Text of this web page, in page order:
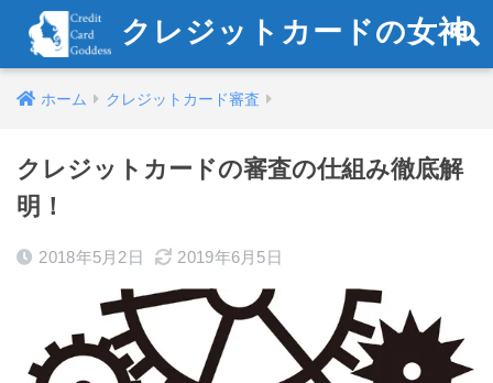
クレジットカードの女神
ホーム クレジットカード審査
クレジットカードの審査の仕組み徹底解
明！
2018年5月2日 2019年6月5日